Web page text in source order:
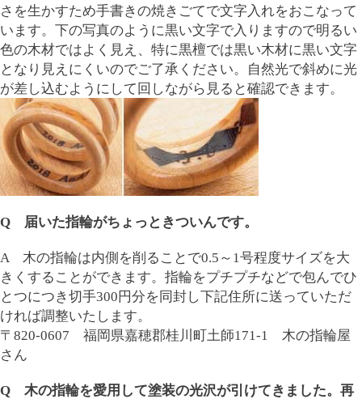
さを生かすため手書きの焼きごてで文字入れをおこなって
います。下の写真のように黒い文字で入りますので明るい
色の木材ではよく見え、特に黒檀では黒い木材に黒い文字
となり見えにくいのでご了承ください。自然光で斜めに光
が差し込むようにして回しながら見ると確認できます。
Q 届いた指輪がちょっときついんです。
A 木の指輪は内側を削ることで0.5～1号程度サイズを大
きくすることができます。指輪をプチプチなどで包んでひ
とつにつき切手300円分を同封し下記住所に送っていただ
ければ調整いたします。
〒820-0607 福岡県嘉穂郡桂川町土師171-1 木の指輪屋
さん
Q 木の指輪を愛用して塗装の光沢が引けてきました。再